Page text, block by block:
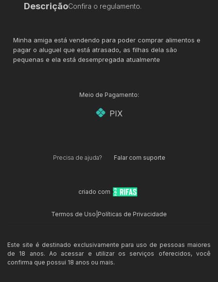
DescriçãoConfira o regulamento.
Minha amiga está vendendo para poder comprar alimentos e
pagar o aluguel que está atrasado, as filhas dela são
pequenas e ela está desempregada atualmente
Meio de Pagamento:
PIX
Precisa de ajuda? Falar com suporte
criado com
Termos de Uso Políticas de Privacidade
Este site é destinado exclusivamente para uso de pessoas maiores
de 18 anos. Ao acessar e utilizar os serviços oferecidos, você
confirma que possui 18 anos ou mais.